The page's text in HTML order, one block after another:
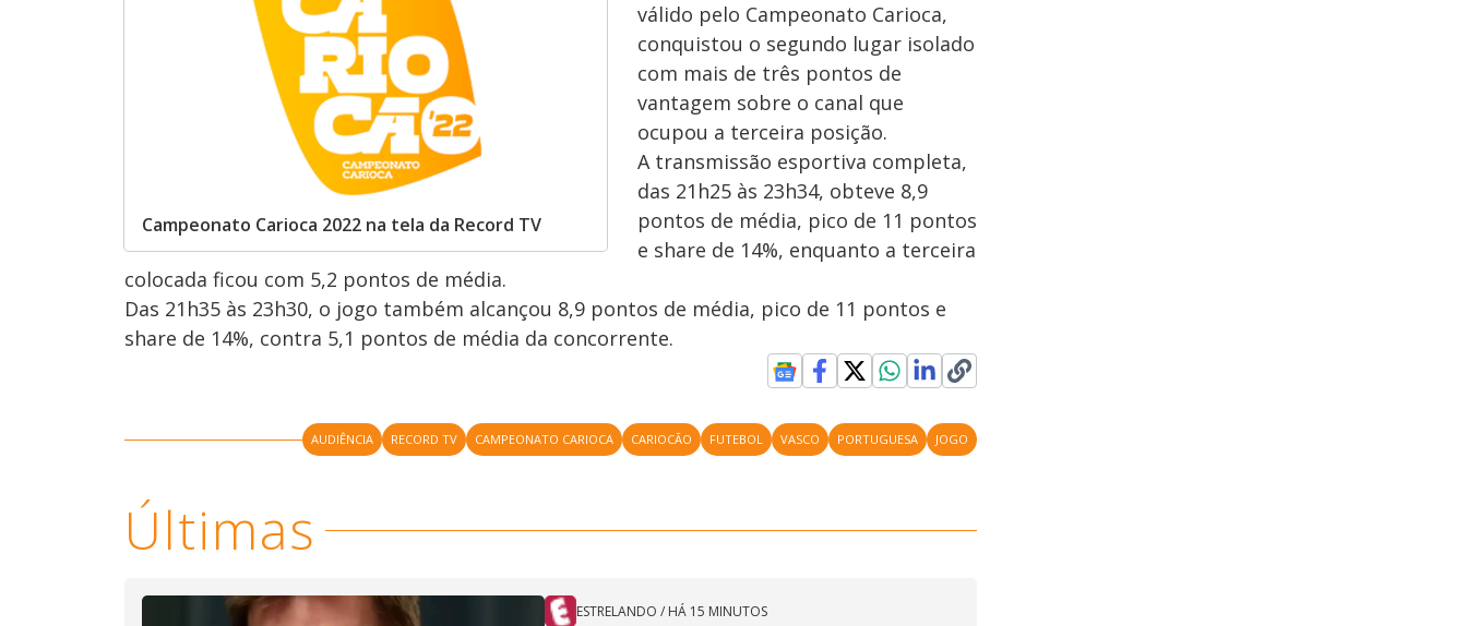
Campeonato Carioca 2022 na tela da Record TV
válido pelo Campeonato Carioca,
conquistou o segundo lugar isolado
com mais de três pontos de
vantagem sobre o canal que
ocupou a terceira posição.
A transmissão esportiva completa,
das 21h25 às 23h34, obteve 8,9
pontos de média, pico de 11 pontos
e share de 14%, enquanto a terceira
colocada ficou com 5,2 pontos de média.
Das 21h35 às 23h30, o jogo também alcançou 8,9 pontos de média, pico de 11 pontos e
share de 14%, contra 5,1 pontos de média da concorrente.
AUDIÊNCIA RECORD TV CAMPEONATO CARIOCA CARIOCÃO FUTEBOL VASCO PORTUGUESA JOGO
Últimas
ESTRELANDO / HÁ 15 MINUTOS